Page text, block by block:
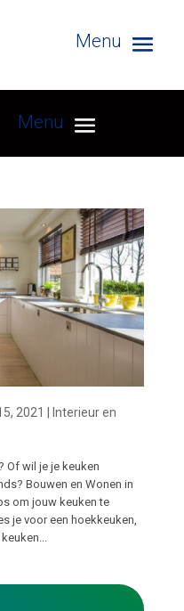
2021
Interieur en
Of wil je je keuken
Bouwen en Wonen in
om jouw keuken te
je voor een hoekkeuken,